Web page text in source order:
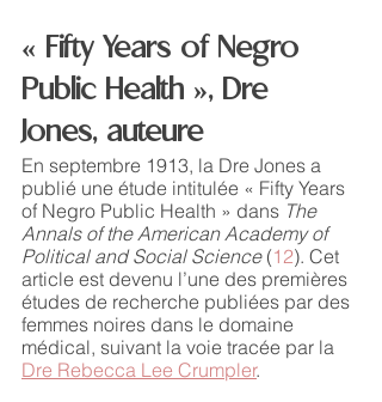
« Fifty Years of Negro
Public Health », Dre
Jones, auteure
En septembre 1913, la Dre Jones a
publié une étude intitulée « Fifty Years
of Negro Public Health » dans The
Annals of the American Academy of
Political and Social Science (12). Cet
article est devenu l’une des premières
études de recherche publiées par des
femmes noires dans le domaine
médical, suivant la voie tracée par la
Dre Rebecca Lee Crumpler.